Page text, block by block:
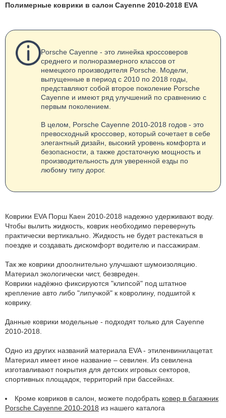
Полимерные коврики в салон Cayenne 2010-2018 EVA
Porsche Cayenne - это линейка кроссоверов
среднего и полноразмерного классов от
немецкого производителя Porsche. Модели,
выпущенные в период с 2010 по 2018 годы,
представляют собой второе поколение Porsche
Cayenne и имеют ряд улучшений по сравнению с
первым поколением.
В целом, Porsche Cayenne 2010-2018 годов - это
превосходный кроссовер, который сочетает в себе
элегантный дизайн, высокий уровень комфорта и
безопасности, а также достаточную мощность и
производительность для уверенной езды по
любому типу дорог.
Коврики EVA Порш Каен 2010-2018 надежно удерживают воду.
Чтобы вылить жидкость, коврик необходимо перевернуть
практически вертикально. Жидкость не будет растекаться в
поездке и создавать дискомфорт водителю и пассажирам.
Так же коврики дпоолнительно улучшают шумоизоляцию.
Материал экологически чист, безвреден.
Коврики надёжно фиксируются "клипсой" под штатное
крепление авто либо "липучкой" к ковролину, подшитой к
коврику.
Данные коврики модельные - подходят только для Cayenne
2010-2018.
Одно из других названий материала EVA - этиленвинилацетат.
Материал имеет иное название – севилен. Из севилена
изготавливают покрытия для детских игровых секторов,
спортивных площадок, территорий при бассейнах.
Кроме ковриков в салон, можете подобрать ковер в багажник
Porsche Cayenne 2010-2018 из нашего каталога